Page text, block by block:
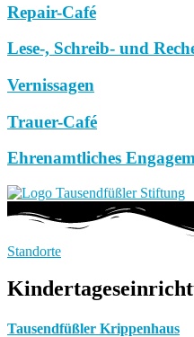
Repair-Café
Lese-, Schreib- und
Vernissagen
Trauer-Café
Ehrenamtliches
Standorte
Tausendfüßler Krippenhaus